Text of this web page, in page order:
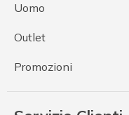
Uomo
Outlet
Promozioni